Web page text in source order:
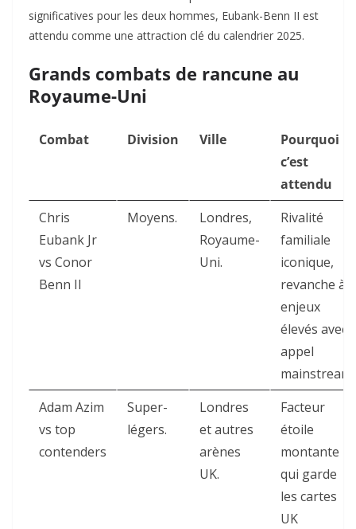
significatives pour les deux hommes, Eubank-Benn II est
attendu comme une attraction clé du calendrier 2025.
Grands combats de rancune au
Royaume-Uni
Combat Division Ville
Pourquoi
c’est
attendu
Chris
Eubank Jr
vs Conor
Benn II
Moyens.
Londres,
Royaume-
Uni.
Rivalité
familiale
iconique,
revanche à
enjeux
élevés avec
appel
mainstream.
Adam Azim
vs top
contenders
Super-
légers.
Londres
et autres
arènes
UK.
Facteur
étoile
montante
qui garde
les cartes
UK